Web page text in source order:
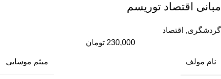
مبانی اقتصاد توریسم
گردشگری, اقتصاد
230,000 تومان
نام مولف میثم موسایی